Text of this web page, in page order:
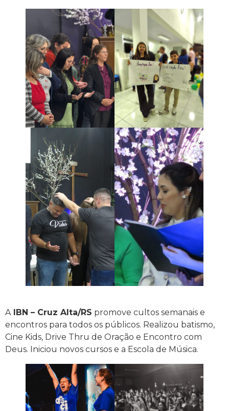
AIBN – Cruz Alta/RS promove cultos semanais e
encontros para todos os públicos. Realizou batismo,
Cine Kids, Drive Thru de Oração e Encontro com
Deus. Iniciou novos cursos e a Escola de Música.